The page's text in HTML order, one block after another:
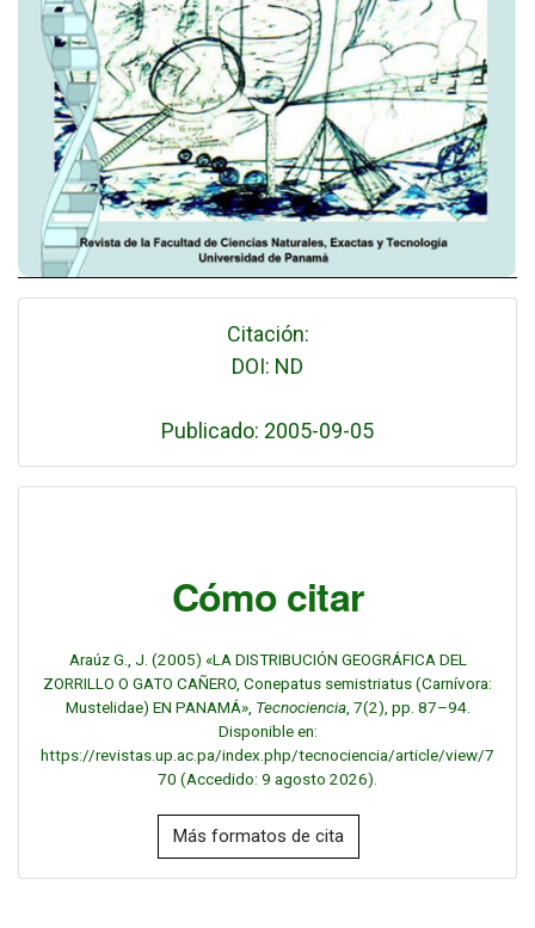
Citación:
DOI: ND
Publicado: 2005-09-05
Cómo citar
Araúz G., J. (2005) «LA DISTRIBUCIÓN GEOGRÁFICA DEL
ZORRILLO O GATO CAÑERO, Conepatus semistriatus (Carnívora:
Mustelidae) EN PANAMÁ», Tecnociencia, 7(2), pp. 87–94.
Disponible en:
https://revistas.up.ac.pa/index.php/tecnociencia/article/view/7
70 (Accedido: 9 agosto 2026).
Más formatos de cita